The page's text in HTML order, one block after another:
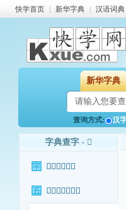
快学首页 新华字典 汉语词典
新华字典
查询方式: 汉
字典查字 - 𦿤
𦿤字基本信息
𦿤字输入法查询